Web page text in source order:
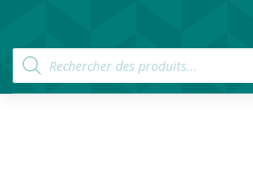
Recherche
de
produits